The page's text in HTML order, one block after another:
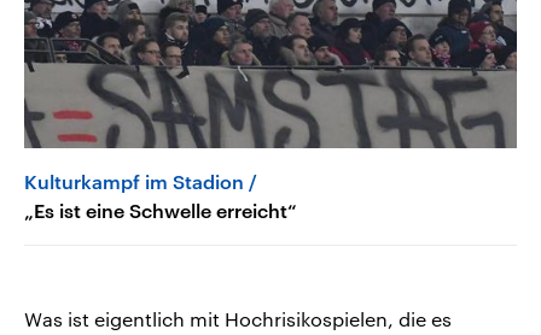
Kulturkampf im Stadion
„Es ist eine Schwelle erreicht“
Was ist eigentlich mit Hochrisikospielen, die es